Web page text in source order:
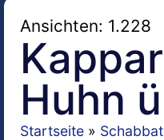
Ansichten: 1.228
Huhn
Startseite »